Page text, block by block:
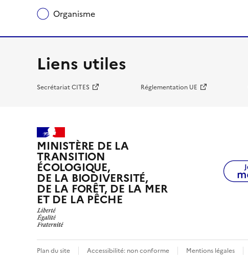
Organisme
Liens utiles
Secrétariat CITES Réglementation UE
MINISTÈRE DE LA
TRANSITION
ÉCOLOGIQUE,
DE LA BIODIVERSITÉ,
DE LA FORÊT, DE LA MER
ET DE LA PÊCHE
Plan du site Accessibilité: non conforme Mentions légales